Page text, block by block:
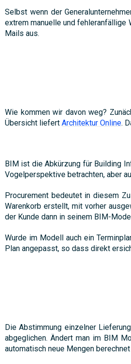
Selbst wenn der
extrem manuelle und fehleranfällige
Mails aus.
Wie kommen wir davon weg?
Übersicht liefert Architektur Online.
BIM ist die Abkürzung für Building
Vogelperspektive betrachten, aber
Procurement bedeutet in diesem
Warenkorb erstellt, mit vorher
der Kunde dann in seinem BIM-
Wurde im Modell auch ein
Plan angepasst, so dass direkt
Die Abstimmung einzelner
abgeglichen. Ändert man im BIM
automatisch neue Mengen